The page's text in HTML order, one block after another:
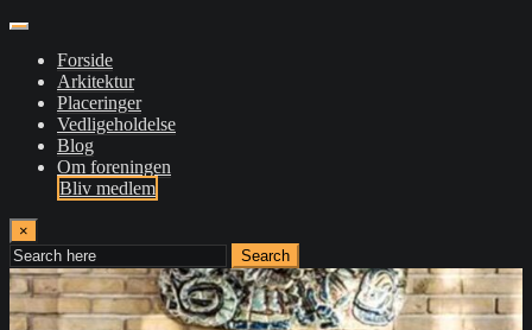
Forside
Arkitektur
Placeringer
Vedligeholdelse
Blog
Om foreningen
Bliv medlem
×
Search